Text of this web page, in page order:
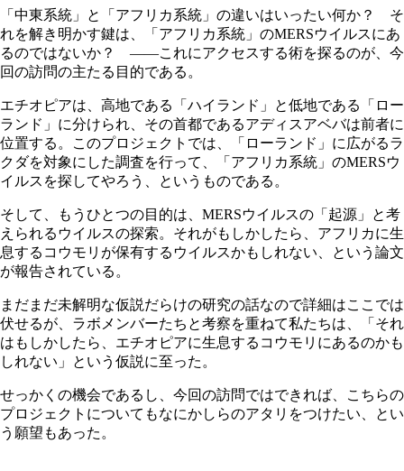
「中東系統」と「アフリカ系統」の違いはいったい何か？ そ
れを解き明かす鍵は、「アフリカ系統」のMERSウイルスにあ
るのではないか？ ――これにアクセスする術を探るのが、今
回の訪問の主たる目的である。
エチオピアは、高地である「ハイランド」と低地である「ロー
ランド」に分けられ、その首都であるアディスアベバは前者に
位置する。このプロジェクトでは、「ローランド」に広がるラ
クダを対象にした調査を行って、「アフリカ系統」のMERSウ
イルスを探してやろう、というものである。
そして、もうひとつの目的は、MERSウイルスの「起源」と考
えられるウイルスの探索。それがもしかしたら、アフリカに生
息するコウモリが保有するウイルスかもしれない、という論文
が報告されている。
まだまだ未解明な仮説だらけの研究の話なので詳細はここでは
伏せるが、ラボメンバーたちと考察を重ねて私たちは、「それ
はもしかしたら、エチオピアに生息するコウモリにあるのかも
しれない」という仮説に至った。
せっかくの機会であるし、今回の訪問ではできれば、こちらの
プロジェクトについてもなにかしらのアタリをつけたい、とい
う願望もあった。